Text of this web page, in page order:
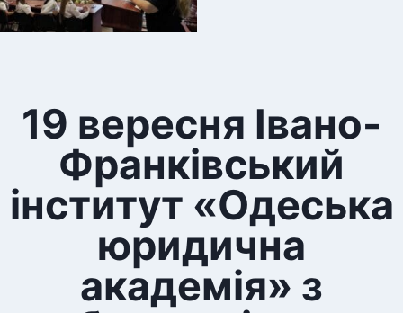
19 вересня Івано-
Франківський
інститут «Одеська
юридична
академія» з